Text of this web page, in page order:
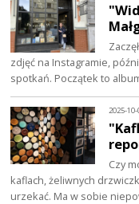
zdjęć na Instagramie,
spotkań. Początek to
2025-
Czy
kaflach, żeliwnych
urzekać. Ma w sobie